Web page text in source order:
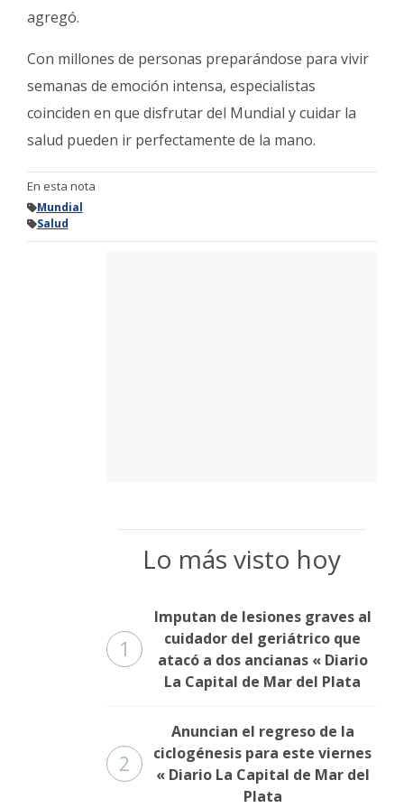
agregó.
Con millones de personas preparándose para vivir
semanas de emoción intensa, especialistas
coinciden en que disfrutar del Mundial y cuidar la
salud pueden ir perfectamente de la mano.
En esta nota
Mundial
Salud
Lo más visto hoy
1
Imputan de lesiones graves al
cuidador del geriátrico que
atacó a dos ancianas « Diario
La Capital de Mar del Plata
2
Anuncian el regreso de la
ciclogénesis para este viernes
« Diario La Capital de Mar del
Plata